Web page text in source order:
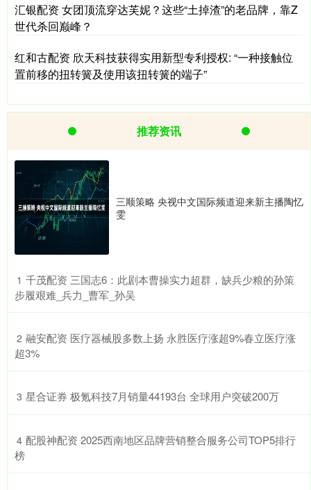
汇银配资 女团顶流穿达芙妮？这些“土掉渣”的老品牌，靠Z
世代杀回巅峰？
红和古配资 欣天科技获得实用新型专利授权: “一种接触位
置前移的扭转簧及使用该扭转簧的端子”
推荐资讯
三顺策略 央视中文国际频道迎来新主播陶忆
雯
1 ​千茂配资 三国志6：此剧本曹操实力超群，缺兵少粮的孙策
步履艰难_兵力_曹军_孙吴
2 ​融安配资 医疗器械股多数上扬 永胜医疗涨超9%春立医疗涨
超3%
3 ​星合证券 极氪科技7月销量44193台 全球用户突破200万
4 ​配股神配资 2025西南地区品牌营销整合服务公司TOP5排行
榜